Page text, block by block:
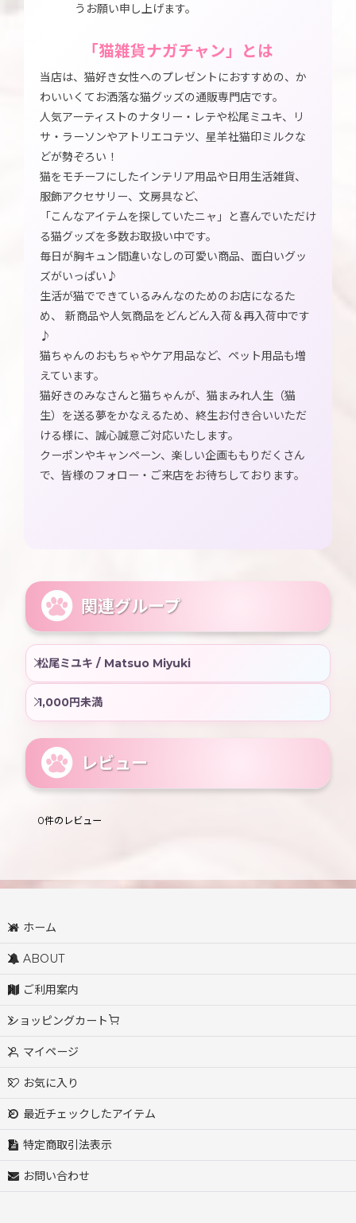
うお願い申し上げます。
「猫雑貨ナガチャン」とは
当店は、猫好き女性へのプレゼントにおすすめの、か
わいいくてお洒落な猫グッズの通販専門店です。
人気アーティストのナタリー・レテや松尾ミユキ、リ
サ・ラーソンやアトリエコテツ、星羊社猫印ミルクな
どが勢ぞろい！
猫をモチーフにしたインテリア用品や日用生活雑貨、
服飾アクセサリー、文房具など、
「こんなアイテムを探していたニャ」と喜んでいただけ
る猫グッズを多数お取扱い中です。
毎日が胸キュン間違いなしの可愛い商品、面白いグッ
ズがいっぱい♪
生活が猫でできているみんなのためのお店になるた
め、 新商品や人気商品をどんどん入荷＆再入荷中です
♪
猫ちゃんのおもちゃやケア用品など、ペット用品も増
えています。
猫好きのみなさんと猫ちゃんが、猫まみれ人生（猫
生）を送る夢をかなえるため、終生お付き合いいただ
ける様に、誠心誠意ご対応いたします。
クーポンやキャンペーン、楽しい企画ももりだくさん
で、皆様のフォロー・ご来店をお待ちしております。
関連グループ
松尾ミユキ / Matsuo Miyuki
1,000円未満
レビュー
0件のレビュー
ホーム
ABOUT
ご利用案内
ショッピングカート
マイページ
お気に入り
最近チェックしたアイテム
特定商取引法表示
お問い合わせ